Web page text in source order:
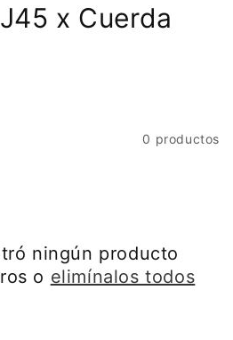
x Cuerda
0 productos
ningún producto
o elimínalos todos